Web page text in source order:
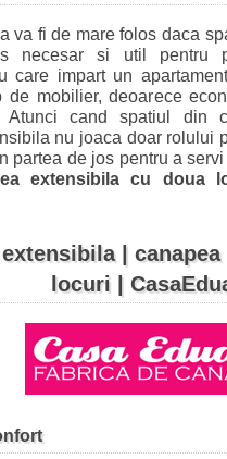
va fi de mare folos daca
necesar si util pentru
care impart un
de mobilier, deoarece
Atunci cand spatiul din
nu joaca doar rolului
partea de jos pentru a
extensibila cu doua
extensibila |
locuri |